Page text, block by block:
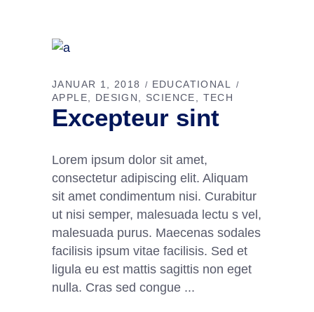
JANUAR 1, 2018
EDUCATIONAL
APPLE
DESIGN SCIENCE TECH
Excepteur sint
Lorem ipsum dolor sit amet,
consectetur adipiscing elit. Aliquam
sit amet condimentum nisi. Curabitur
ut nisi semper, malesuada lectu s vel,
malesuada purus. Maecenas sodales
facilisis ipsum vitae facilisis. Sed et
ligula eu est mattis sagittis non eget
nulla. Cras sed congue